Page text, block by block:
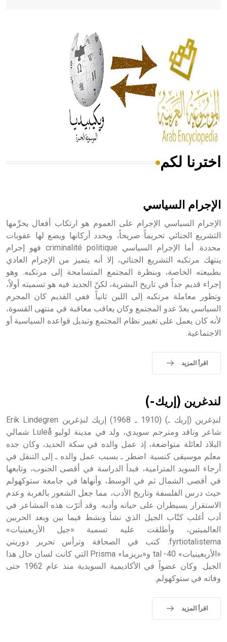
الحكم، الأدلة، تنظيم التغذية، ورسالته في جروح الرأس. ويعود
له الفضل بأنه حرر الطب من الدين والفلسفة.
- هل تعلم أن المرجان إفراز حيواني يتكون في البحر ويتركب
من مادة كربونات الكلسيوم، وهو أحمر أو شديد الحمرة وهو
أجود أنواعه، ويمتاز بكبر الحجم ويسمى الش
هل تعلم أن الأبسيد كلمة فرنسية اللفظ تم اعتمادها مصطلحاً
- هل تعلم أن أبجر Abgar اسم معروف جيداً يعود إلى عدد من
الملوك الذين حكموا مدينة إديسا (الرها) من أبجر الأول وحتى
التاسع، وهم ينتسبون إلى أسرة أوسروين
- هل تعلم أن الأبجدية الكنعانية تتألف من /22/ علامة كتابية
sign تكتب منفصلة غير متصلة، وتعتمد المبدأ الأكوروفوني،
اخترنا لكم
الإجرام السياسي
الإجرام السياسي الإجرام على العموم هو ارتكاب أفعال يحرِّمها
التشريع الجنائي تحريماً صريحاً، ويحدد أركانها ويضع لها عقوبات
محددة. أما الإجرام السياسي criminalité politique فهو إجرام
ينتهك مرتكبه التشريع الجنائي، إلا أنه يتميز من الإجرام العادي
بطبيعته الخاصة، وبنظرة المجتمع المتسامحة إلى مرتكبه. وهو
إجراء قديم جداً في تاريخ البشرية، لكنّ الجديد فيه هو تسميته أولاً،
وتطور معاملة مرتكبه إلى اللين ثانياً. ففي القديم كان المجرم
السياسي يعدّ عدو المجتمع وكان يعاقب معاقبة في منتهى القسوة،
لأنه كان يعمل على تغيير نظام المجتمع وتبديل قواعده السياسية أو
الاجتماعية.
اقرأ المزيد
لندغرين (إريك-)
لندِغرين (إريك ـ) (1910 ـ 1968) إريك لندِغرين Erik Lindegren
شاعر وناقد ومترجم سويدي، ولد في مدينة لوليو Luleå شمالي
البلاد لعائلة متواضعة، إذ عمل والده في سكة الحديد، وكان جده
معلم موسيقى كنسية. اضطر ـ بسبب عمل والده ـ إلى التنقل في
أرجاء السويد المترامية، فبدأ الدراسة في أقصى الجنوب، وتابعها
في أقصى الشمال ثم في الوسط، وأنهاها في جامعة ستوكهولم
حيث درس الفلسفة وتاريخ الأدب، مما جعل الشعور بالغربة وعدم
الاستقرار يسيطران على حياته وأدبه. وقد أثرّت هذه المشاعر في
أدب أغلب كتّاب الجيل الذي نشأ ونشط فيما بين وبعد الحربين
العالميتين، وأطلقت عليه تسمية «جيل الأربعينيات»
fyrtiotalisterna. كتب في الصحافة وترأس تحرير دوريتي
«الأربعينيات» 40- tal و«بريزما» Prisma التي كانت لسان حال هذا
الجيل. وكان عضواً في الأكاديمية السويدية منذ عام 1962 حتى
وفاته في ستوكهولم.
اقرأ المزيد